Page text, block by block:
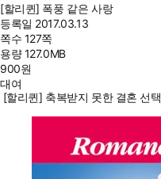
[할리퀸] 폭풍 같은 사랑
등록일 2017.03.13
쪽수 127쪽
용량127.0MB
900원
대여
[할리퀸] 축복받지 못한 결혼 선택